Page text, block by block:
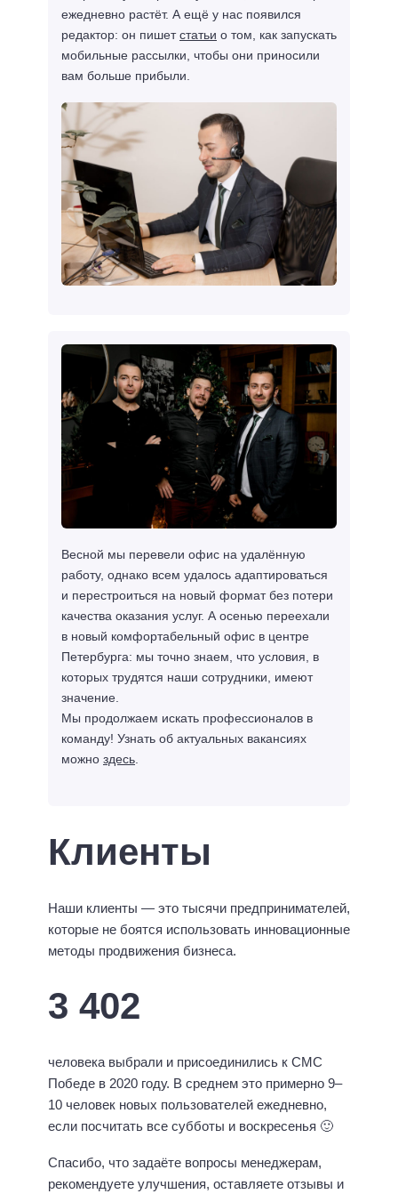
ежедневно растёт. А ещё у нас появился
редактор: он пишетстатьи о том, как запускать
мобильные рассылки, чтобы они приносили
вам больше прибыли.
Весной мы перевели офис на удалённую
работу, однако всем удалось адаптироваться
и перестроиться на новый формат без потери
качества оказания услуг. А осенью переехали
в новый комфортабельный офис в центре
Петербурга: мы точно знаем, что условия, в
которых трудятся наши сотрудники, имеют
значение.
Мы продолжаем искать профессионалов в
команду! Узнать об актуальных вакансиях
можно здесь
Клиенты
Наши клиенты — это тысячи предпринимателей,
которые не боятся использовать инновационные
методы продвижения бизнеса.
3 402
человека выбрали и присоединились к СМС
Победе в 2020 году. В среднем это примерно 9–
10 человек новых пользователей ежедневно,
если посчитать все субботы и воскресенья 🙂
Спасибо, что задаёте вопросы менеджерам,
рекомендуете улучшения, оставляете отзывы и